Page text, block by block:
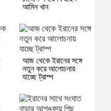
আমিন খান
আজ থেকে ইরানের সঙ্গে
নতুন করে আলোচনায়
যাচ্ছে ট্রাম্প